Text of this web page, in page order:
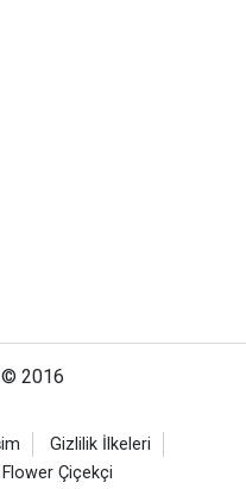
© 2016
Gizlilik İlkeleri
Çiçekçi